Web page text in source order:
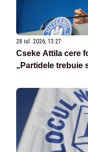
28 iul. 2026, 13:27
Cseke Attila cere
„Partidele trebuie